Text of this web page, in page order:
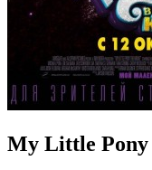
My Little Pony